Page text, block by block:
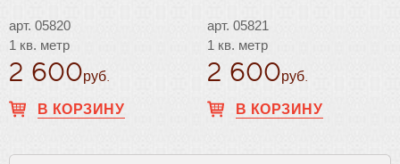
арт. 05820
1 кв. метр
2 600руб.
В КОРЗИНУ
арт. 05821
1 кв. метр
2 600руб.
В КОРЗИНУ